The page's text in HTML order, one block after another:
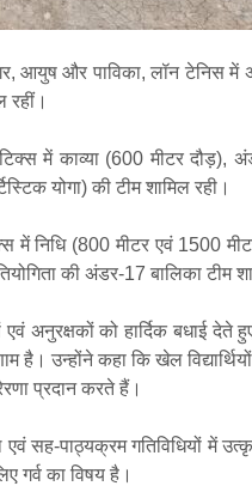
आयुष और पाविका, लॉन टेनिस में
रहीं।
में काव्या (600 मीटर दौड़),
योगा) की टीम शामिल रही।
निधि (800 मीटर एवं 1500
की अंडर-17 बालिका टीम
अनुरक्षकों को हार्दिक बधाई देते
उन्होंने कहा कि खेल विद्यार्थियों
प्रदान करते हैं।
सह-पाठ्यक्रम गतिविधियों में
गर्व का विषय है।